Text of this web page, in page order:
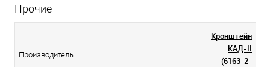
Прочие
Производитель
Кронштейн
КАД-II
(6163-2-